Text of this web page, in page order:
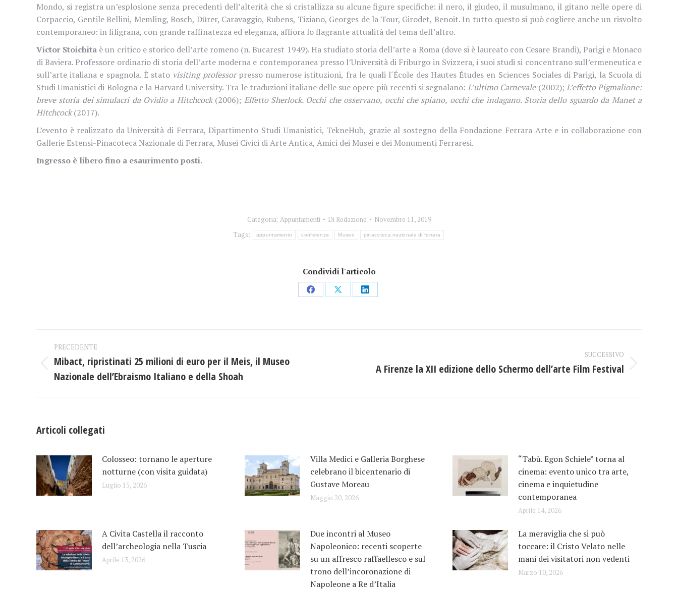
Mondo, si registra un’esplosione senza precedenti dell’alterità che si cristallizza su alcune figure specifiche: il nero, il giudeo, il musulmano, il gitano nelle opere di
Corpaccio, Gentile Bellini, Memling, Bosch, Dürer, Caravaggio, Rubens, Tiziano, Georges de la Tour, Girodet, Benoit. In tutto questo si può cogliere anche un risvolto
contemporaneo: in filigrana, con grande raffinatezza ed eleganza, affiora lo flagrante attualità del tema dell’altro.
Victor Stoichita è un critico e storico dell’arte romeno (n. Bucarest 1949). Ha studiato storia dell’arte a Roma (dove si è laureato con Cesare Brandi), Parigi e Monaco
di Baviera. Professore ordinario di storia dell’arte moderna e contemporanea presso l’Università di Friburgo in Svizzera, i suoi studi si concentrano sull’ermeneutica e
sull’arte italiana e spagnola. È stato visiting professorpresso numerose istituzioni, fra le quali l´École des Hautes Études en Sciences Sociales di Parigi, la Scuola di
Studi Umanistici di Bologna e la Harvard University. Tra le traduzioni italiane delle sue opere più recenti si segnalano:L’ultimo Carnevale(2002); L’effetto Pigmalione:
breve storia dei simulacri da Ovidio a Hitchcock(2006); Effetto Sherlock. Occhi che osservano, occhi che spiano, occhi che indagano. Storia dello sguardo da Manet a
Hitchcock(2017).
L’evento è realizzato da Università di Ferrara, Dipartimento Studi Umanistici, TekneHub, grazie al sostegno della Fondazione Ferrara Arte e in collaborazione con
Gallerie Estensi-Pinacoteca Nazionale di Ferrara, Musei Civici di Arte Antica, Amici dei Musei e dei Monumenti Ferraresi.
Ingresso è libero fino a esaurimento posti.
Categoria: Appuntamenti Di Redazione
Novembre 11, 2019
Tags:
appuntamento conferenza Museo pinacoteca nazionale di ferrara
Condividi l'articolo
CondividiCondividiCondividi
Naviga
tra
PRECEDENTE
Post
precedente:
Mibact, ripristinati 25 milioni di euro per il Meis, il Museo
Nazionale dell’Ebraismo Italiano e della Shoah
SUCCESSIVO
ProssimoA Firenze la XII edizione dello Schermo dell’arte Film Festival
Articoli collegati
Colosseo: tornano le aperture
notturne (con visita guidata)
Luglio 15, 2026
Villa Medici e Galleria Borghese
celebrano il bicentenario di
Gustave Moreau
Maggio 20, 2026
“Tabù. Egon Schiele” torna al
cinema: evento unico tra arte,
cinema e inquietudine
contemporanea
Aprile 14, 2026
A Civita Castella il racconto
dell’archeologia nella Tuscia
Aprile 13, 2026
Due incontri al Museo
Napoleonico: recenti scoperte
su un affresco raffaellesco e sul
trono dell’incoronazione di
Napoleone a Re d’Italia
La meraviglia che si può
toccare: il Cristo Velato nelle
mani dei visitatori non vedenti
Marzo 10, 2026